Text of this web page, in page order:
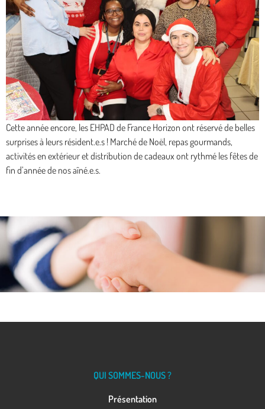
Cette année encore, les EHPAD de France Horizon ont réservé de belles
surprises à leurs résident.e.s ! Marché de Noël, repas gourmands,
activités en extérieur et distribution de cadeaux ont rythmé les fêtes de
fin d’année de nos aîné.e.s.
QUI SOMMES-NOUS ?
Présentation